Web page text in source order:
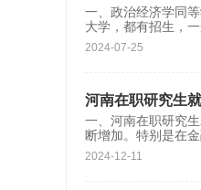
一、政治经济学同
大学，都有招生，
2024-07-25
河南在职研究生
一、河南在职研究
断增加。特别是在
2024-12-11